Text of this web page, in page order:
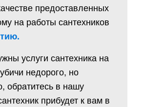
предоставленных
на работы сантехников
услуги сантехника на
недорого, но
обратитесь в нашу
прибудет к вам в